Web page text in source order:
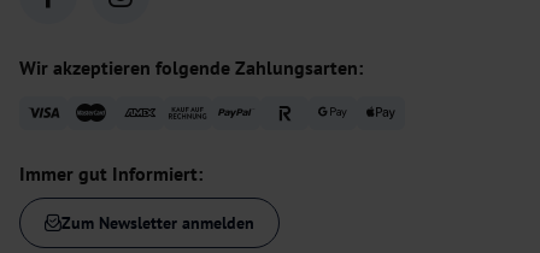
Wir akzeptieren folgende Zahlungsarten:
Immer gut Informiert:
Zum Newsletter anmelden